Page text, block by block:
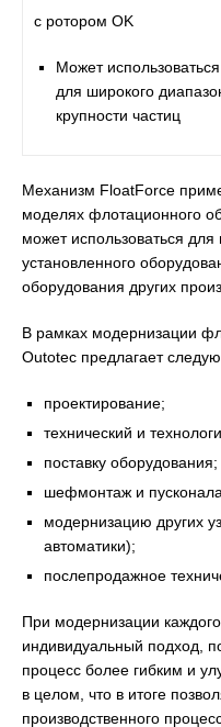
с ротором OK
Может использоваться
для широкого
крупности частиц
Механизм FloatForce
моделях флотационного
может использоваться
установленного
оборудования других
В рамках модернизации
Outotec предлагает
проектирование;
технический и
поставку оборудования;
шефмонтаж и
модернизацию других
автоматики);
послепродажное
При модернизации
индивидуальный подход,
процесс более гибким и
в целом, что в итоге
производственного